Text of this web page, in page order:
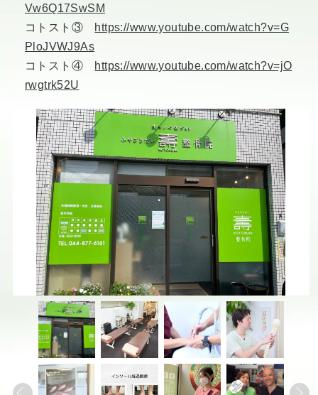
Vw6Q17SwSM
コトスト③ https://www.youtube.com/watch?v=G
PloJVWJ9As
コトスト④ https://www.youtube.com/watch?v=jO
rwgtrk52U